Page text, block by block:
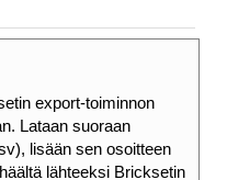
export-toiminnon
Lataan suoraan
lisään sen osoitteen
lähteeksi Bricksetin